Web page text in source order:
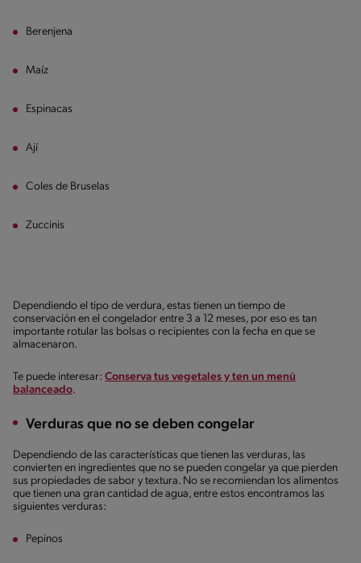
Berenjena
Maíz
Espinacas
Ají
Coles de Bruselas
Zuccinis
Dependiendo el tipo de verdura, estas tienen un tiempo de
conservación en el congelador entre 3 a 12 meses, por eso es tan
importante rotular las bolsas o recipientes con la fecha en que se
almacenaron.
Te puede interesar: Conserva tus vegetales y ten un menú
balanceado.
Verduras que no se deben congelar
Dependiendo de las características que tienen las verduras, las
convierten en ingredientes que no se pueden congelar ya que pierden
sus propiedades de sabor y textura. No se recomiendan los alimentos
que tienen una gran cantidad de agua, entre estos encontramos las
siguientes verduras:
Pepinos